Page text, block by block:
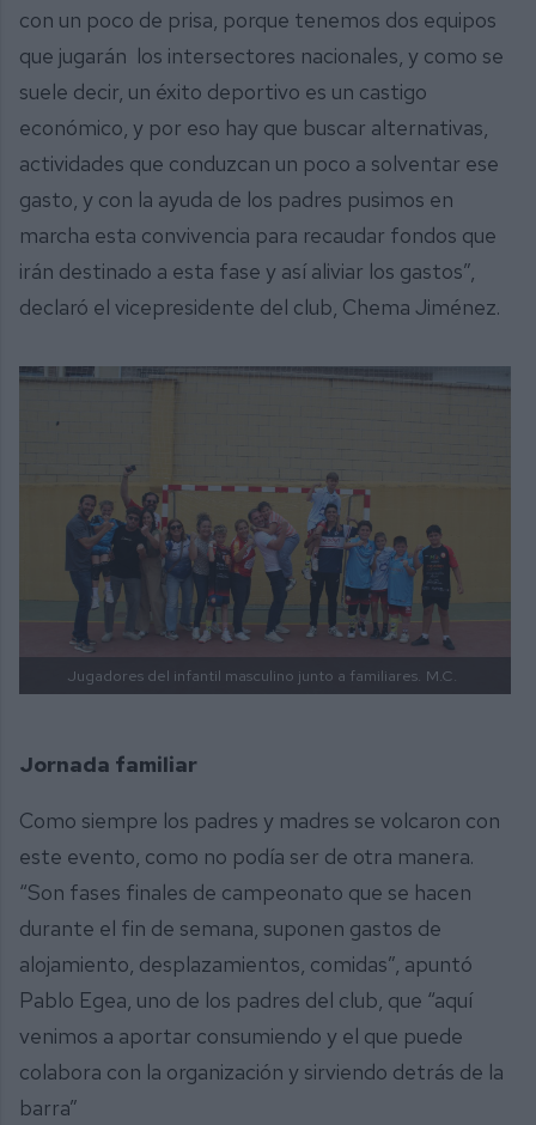
con un poco de prisa, porque tenemos dos equipos
que jugarán los intersectores nacionales, y como se
suele decir, un éxito deportivo es un castigo
económico, y por eso hay que buscar alternativas,
actividades que conduzcan un poco a solventar ese
gasto, y con la ayuda de los padres pusimos en
marcha esta convivencia para recaudar fondos que
irán destinado a esta fase y así aliviar los gastos”,
declaró el vicepresidente del club, Chema Jiménez.
Jugadores del infantil masculino junto a familiares. M.C.
Jornada familiar
Como siempre los padres y madres se volcaron con
este evento, como no podía ser de otra manera.
“Son fases finales de campeonato que se hacen
durante el fin de semana, suponen gastos de
alojamiento, desplazamientos, comidas”, apuntó
Pablo Egea, uno de los padres del club, que “aquí
venimos a aportar consumiendo y el que puede
colabora con la organización y sirviendo detrás de la
barra”